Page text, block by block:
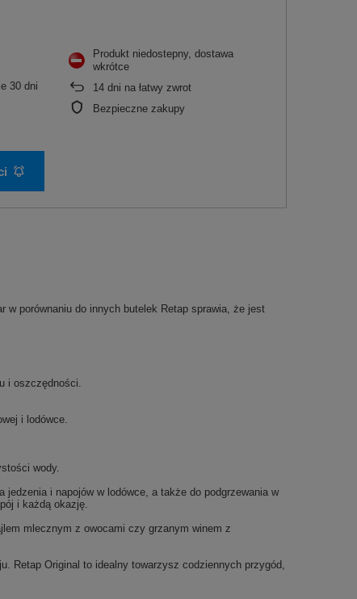
30 dni
Produkt niedostepny, dostawa
wkrótce
14 dni na łatwy zwrot
Bezpieczne zakupy
w porównaniu do innych butelek Retap sprawia, że jest
i oszczędności.
i lodówce.
wody.
i napojów w lodówce, a także do podgrzewania w
i każdą okazję.
mlecznym z owocami czy grzanym winem z
Retap Original to idealny towarzysz codziennych przygód,